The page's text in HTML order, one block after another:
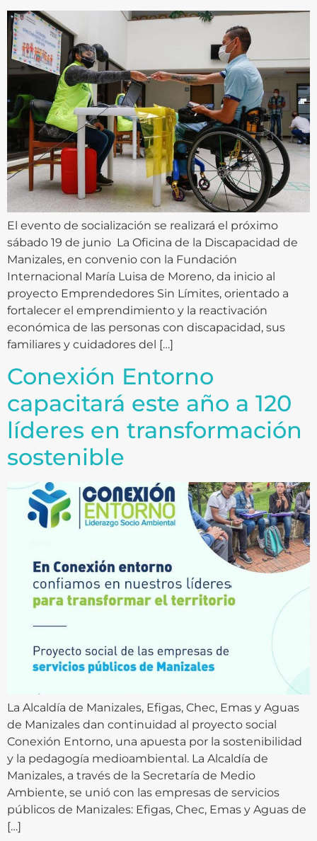
El evento de socialización se realizará el próximo
sábado 19 de junio La Oficina de la Discapacidad de
Manizales, en convenio con la Fundación
Internacional María Luisa de Moreno, da inicio al
proyecto Emprendedores Sin Límites, orientado a
fortalecer el emprendimiento y la reactivación
económica de las personas con discapacidad, sus
familiares y cuidadores del […]
Conexión Entorno
capacitará este año a 120
líderes en transformación
sostenible
La Alcaldía de Manizales, Efigas, Chec, Emas y Aguas
de Manizales dan continuidad al proyecto social
Conexión Entorno, una apuesta por la sostenibilidad
y la pedagogía medioambiental. La Alcaldía de
Manizales, a través de la Secretaría de Medio
Ambiente, se unió con las empresas de servicios
públicos de Manizales: Efigas, Chec, Emas y Aguas de
[…]